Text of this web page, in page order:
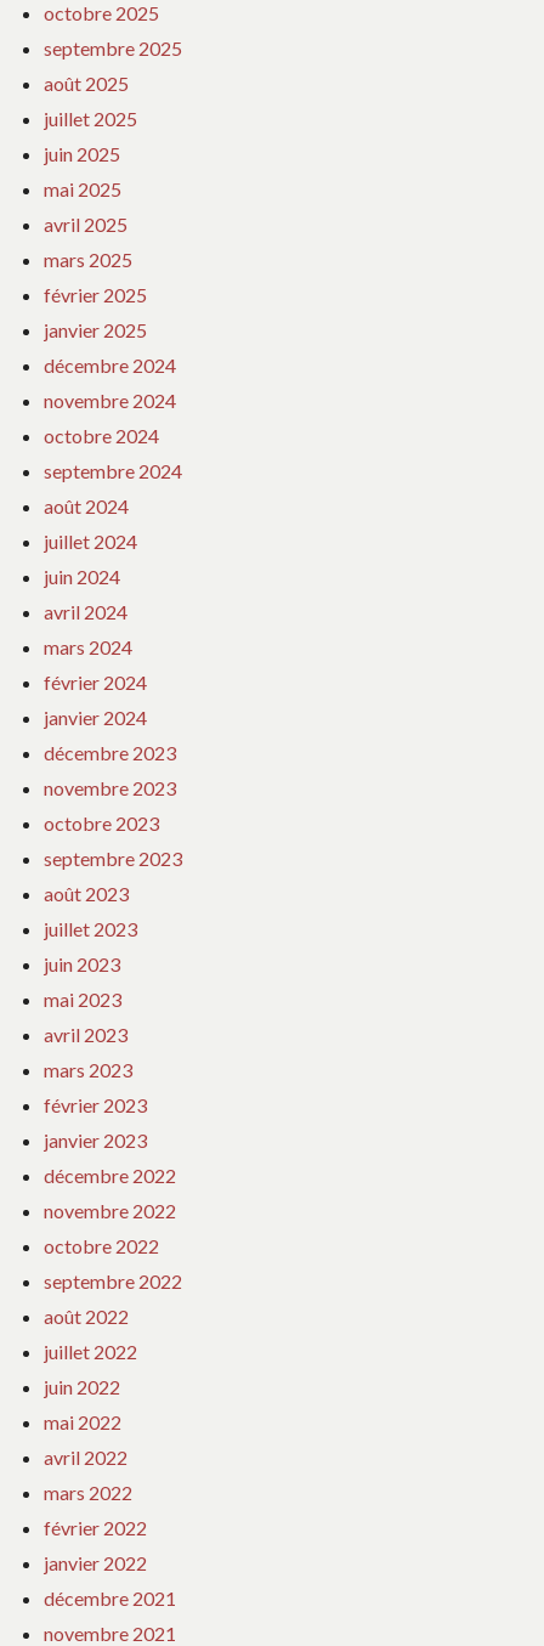
octobre 2025
septembre 2025
août 2025
juillet 2025
juin 2025
mai 2025
avril 2025
mars 2025
février 2025
janvier 2025
décembre 2024
novembre 2024
octobre 2024
septembre 2024
août 2024
juillet 2024
juin 2024
avril 2024
mars 2024
février 2024
janvier 2024
décembre 2023
novembre 2023
octobre 2023
septembre 2023
août 2023
juillet 2023
juin 2023
mai 2023
avril 2023
mars 2023
février 2023
janvier 2023
décembre 2022
novembre 2022
octobre 2022
septembre 2022
août 2022
juillet 2022
juin 2022
mai 2022
avril 2022
mars 2022
février 2022
janvier 2022
décembre 2021
novembre 2021